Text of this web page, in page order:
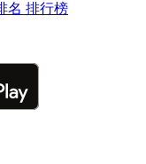
名 排行榜